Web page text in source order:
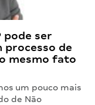
pode ser
processo de
mesmo fato
um pouco mais
de Não